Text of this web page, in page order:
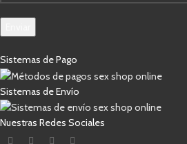
Sistemas de Pago
Sistemas de Envío
Nuestras Redes Sociales